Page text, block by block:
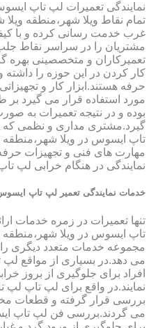
نمایندگی تعمیرات لپ تاپ
تمام نقاط ویلا شهر،منطقه
غرب خدمت رسانی کرده و با
مشتریان را در سراسر نقاط
تعمیرکاران و متخصصینی بهره
کار کردن در این حوزه را داشته
حرفه هستند.ابزار کار و
مورد استفاده قرار می گیرد بر
بوده و در نتیجه تعمیرات به
گیرد.مشتری مداری و نظمی که
تاپ ایسوس در ویلا شهر،منطقه
مهارت های فنی و تجهیزات
نمایندگی در هنگام خرابی لپ
خدمات نمایندگی تعمیر لپ تاپ
تنها تعمیرات در زمره خدمات
تاپ ایسوس در ویلا شهر،منطقه
مجموعه خدمات متعدد دیگری را
می دهد.در بسیاری از مواقع لپ
افراد برای جلوگیری از بروز
نمایند.در واقع برای لپ تاپ
بررسی قرار گرفته و قطعات
می گردند.بررسی فن لپ تاپ